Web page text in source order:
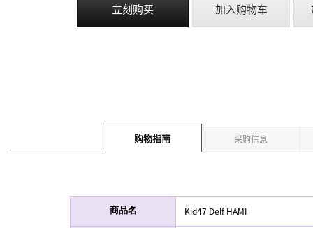
立刻购买 加入购物车
购物指南 采购信息
商品名 Kid47 Delf HAMI